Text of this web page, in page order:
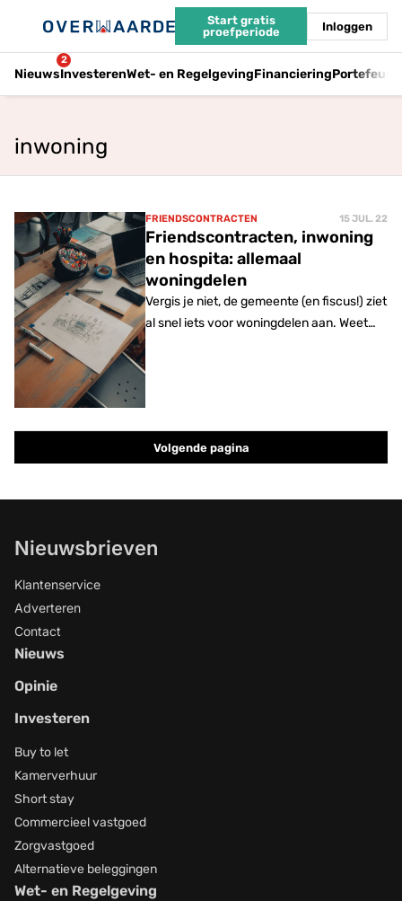
Start gratis
proefperiode
Inloggen
Nieuws
2
InvesterenWet- en RegelgevingFinanciering
inwoning
FRIENDSCONTRACTEN 15 JUL. 22
Friendscontracten, inwoning
en hospita: allemaal
woningdelen
Vergis je niet, de gemeente (en fiscus!) ziet
al snel iets voor woningdelen aan. Weet
dus waar je aan begint.
Volgende pagina
Nieuwsbrieven
Klantenservice
Adverteren
Contact
Nieuws
Opinie
Investeren
Buy to let
Kamerverhuur
Short stay
Commercieel vastgoed
Zorgvastgoed
Alternatieve beleggingen
Wet- en Regelgeving